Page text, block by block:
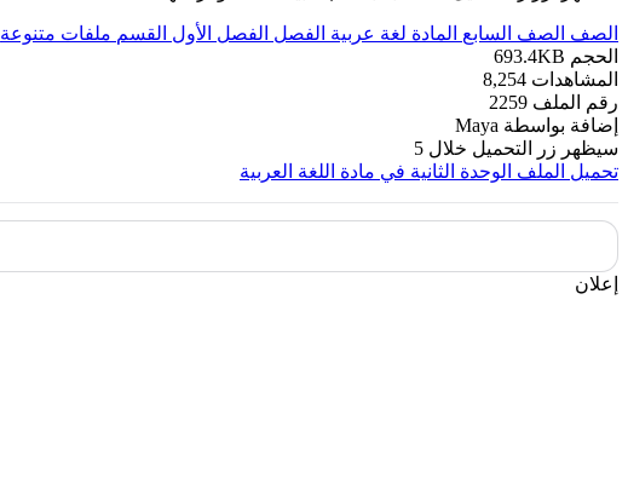
الصف الصف السابع المادة لغة عربية الفصل الفصل الأول القسم ملفات متنوعة
الحجم 693.4KB
المشاهدات 8,254
رقم الملف 2259
إضافة بواسطة Maya
سيظهر زر التحميل خلال 5
تحميل الملف الوحدة الثانية في مادة اللغة العربية
إعلان